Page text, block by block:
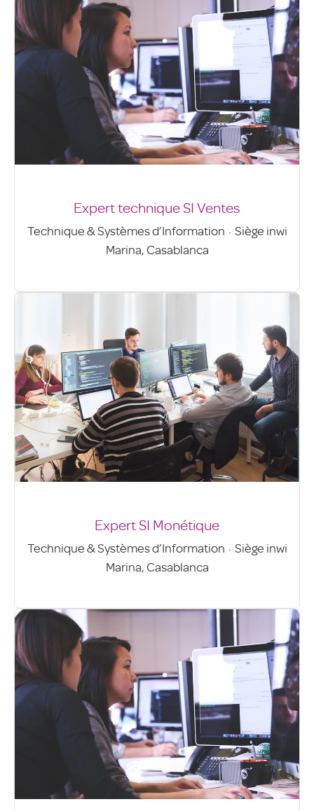
Expert technique SI Ventes
Technique & Systèmes d’Information · Siège inwi
Marina, Casablanca
Expert SI Monétique
Technique & Systèmes d’Information · Siège inwi
Marina, Casablanca